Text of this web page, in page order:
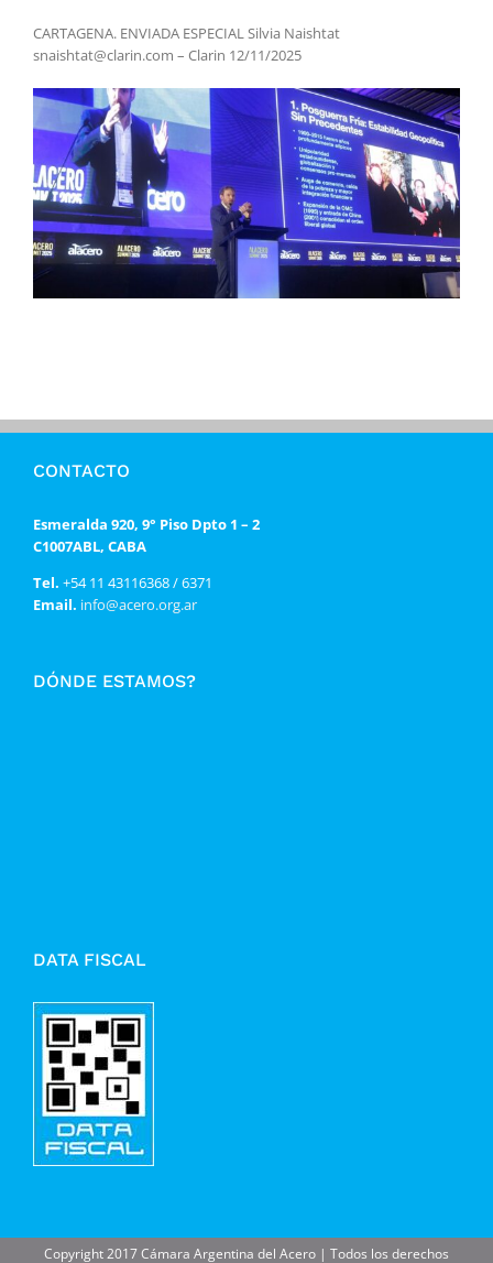
CARTAGENA. ENVIADA ESPECIAL Silvia Naishtat
snaishtat@clarin.com – Clarin 12/11/2025
CONTACTO
Esmeralda 920, 9° Piso Dpto 1 – 2
C1007ABL, CABA
Tel. +54 11 43116368 / 6371
Email. info@acero.org.ar
DÓNDE ESTAMOS?
DATA FISCAL
Copyright 2017 Cámara Argentina del Acero | Todos los derechos